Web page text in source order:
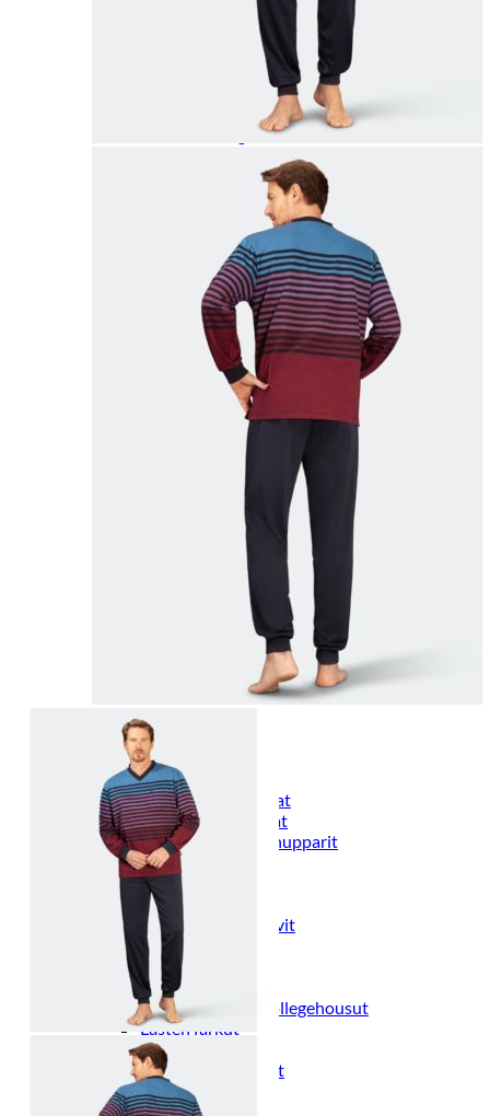
Miesten nahkatakit
Miesten kevät-ja syystakit
Miesten villakangastakit
Miesten talvitakit
Naisten colleget
Naisten neuletakit
Naisten neulepuserot
Naisten mekot ja hameet
Leggingsit ja collegehousut
Naisten housut
Naisten farkut
Caprit ja shortsit
Naisten päähineet, huivit ja käsineet
Naisten yöasut ja alusvaatteet
Naisten alusvaatteet
Sukat ja sukkahousut
Naisten yöasut
Naisten aamutakit ja kylpytakit
Naisten kevät-ja syystakit
Naisten nahkatakit
Naisten talvitakit
Lasten paidat
Lasten paidat
Lasten kauluspaidat
Lasten trikoopaidat
Lasten colleget ja hupparit
Lasten neuleet
Lasten mekot ja hameet
Mekot ja hameet
Lasten puvut,bleiserit,liivit
Liivit
Lasten housut
Lasten housut
Lasten trikoo-ja collegehousut
Lasten farkut
Lasten shortsit
Lasten juhlahousut
Yöasut ja kylpytakit
Lasten yöpaidat